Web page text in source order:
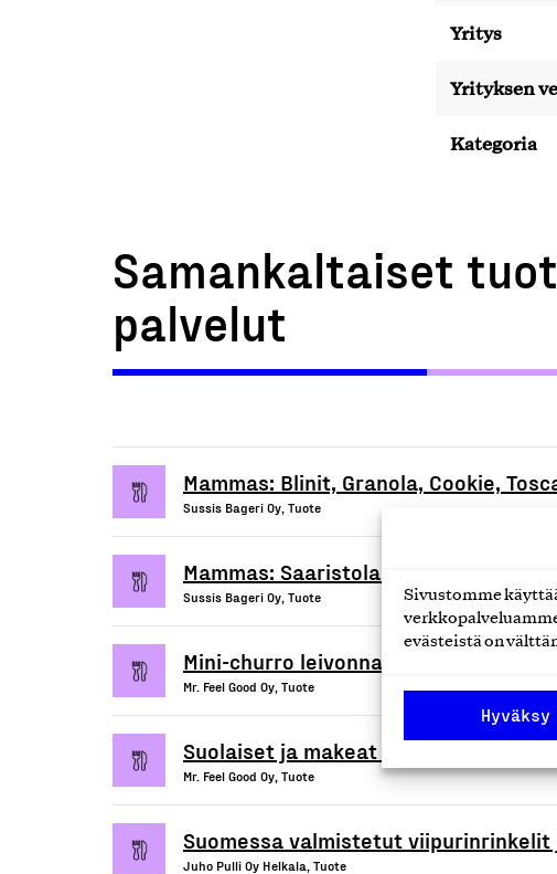
Sivustomme
evästeistä on
Hyväksy
Yritys
Yrityksen
Kategoria
Samankaltaiset
palvelut
Mammas: Blinit, Granola, Cookie,
Sussis Bageri Oy, Tuote
Mammas: Saaristolais-, paahto- ja
Sussis Bageri Oy, Tuote
Mini-churro leivonnaiset
Mr. Feel Good Oy, Tuote
Suolaiset ja makeat leivonnaiset ja
Mr. Feel Good Oy, Tuote
Suomessa valmistetut viipurinrinkelit
Juho Pulli Oy Helkala, Tuote